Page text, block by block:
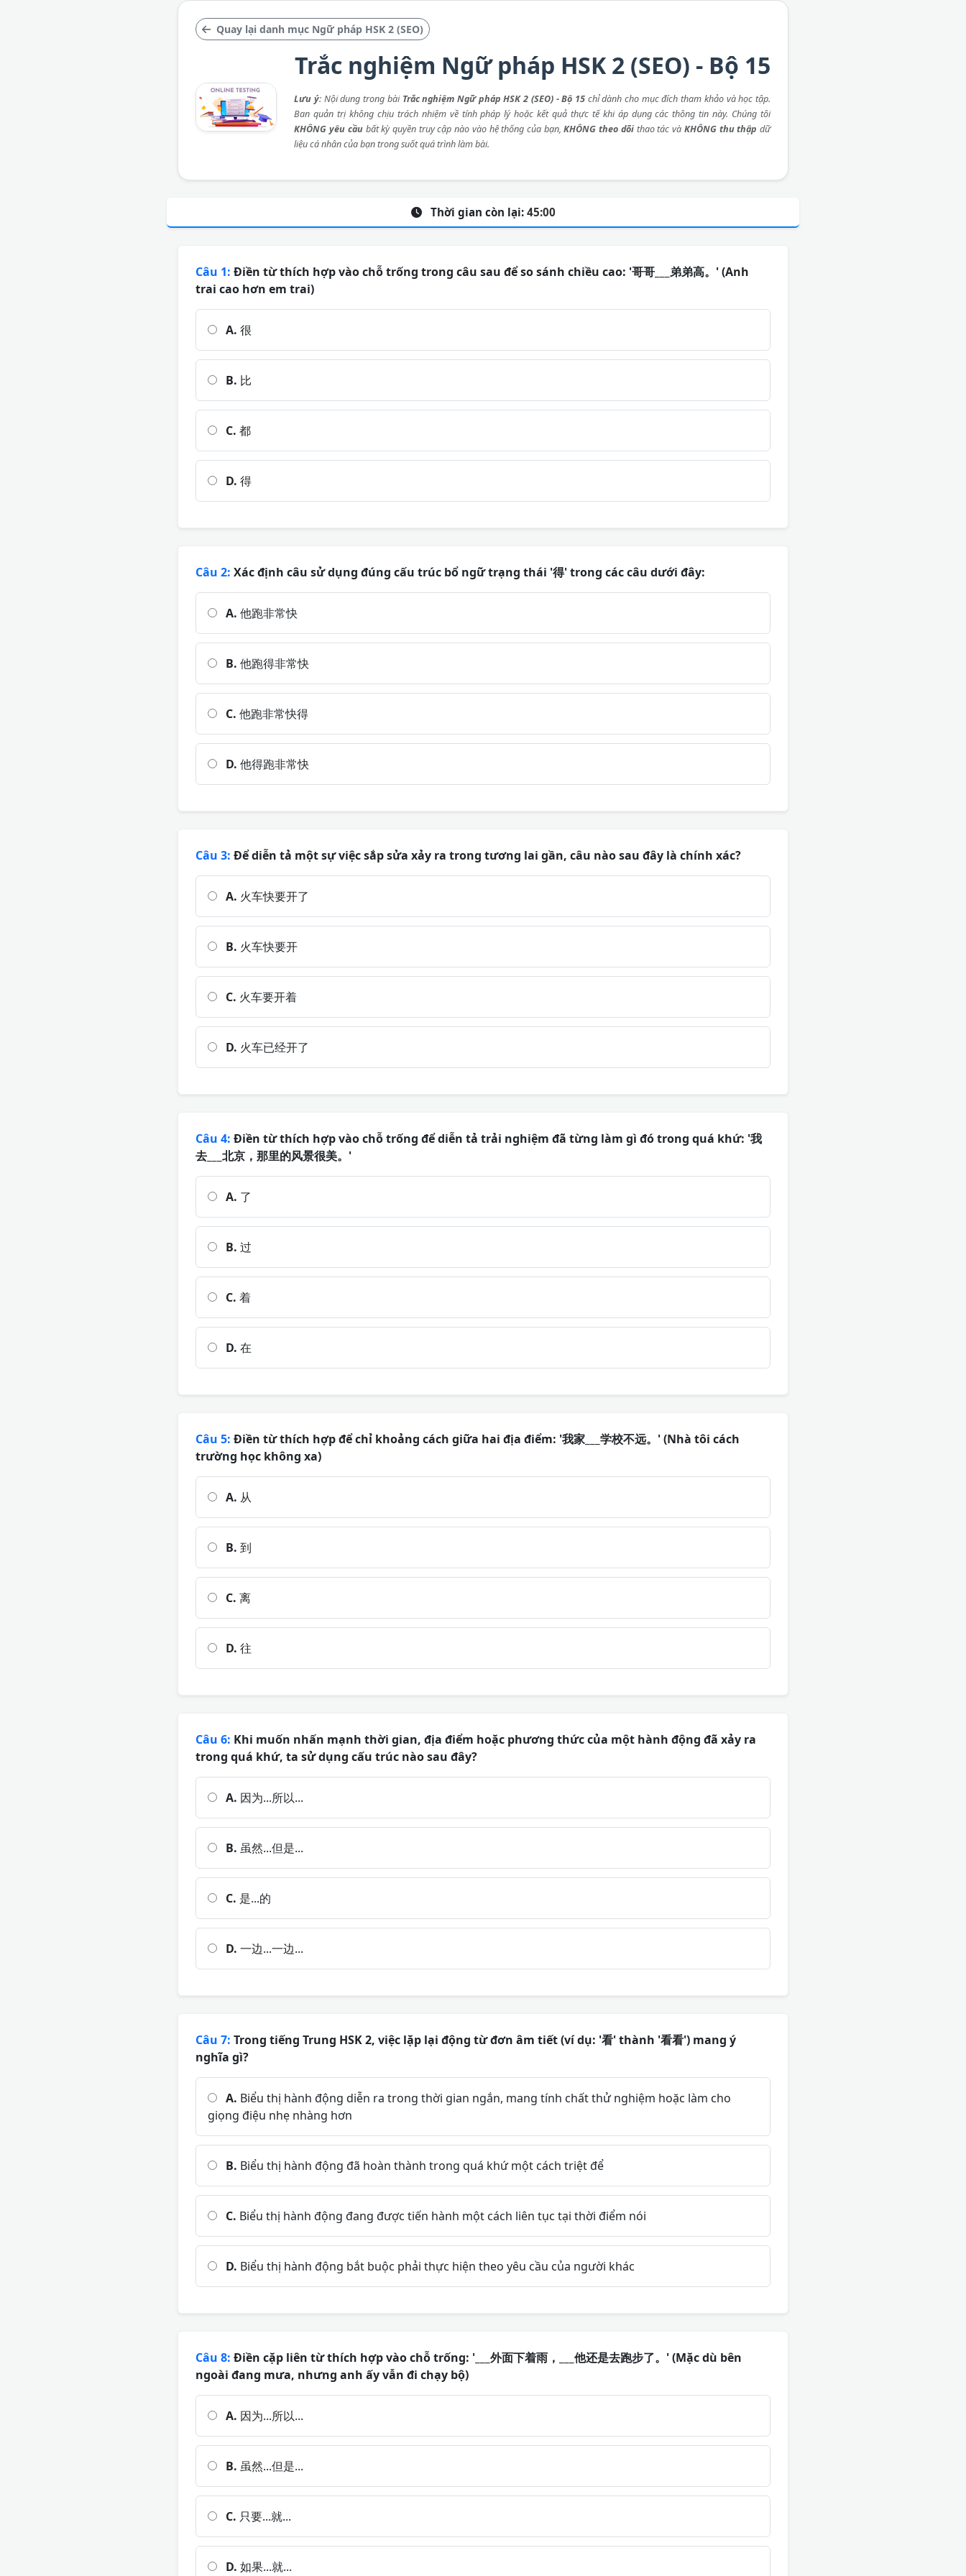
Quay lại danh mục Ngữ pháp HSK 2 (SEO)
Trắc nghiệm Ngữ pháp HSK 2 (SEO) - Bộ 15
Lưu ý: Nội dung trong bài Trắc nghiệm Ngữ pháp HSK 2 (SEO) - Bộ 15chỉ dành cho mục đích tham khảo và học tập.
Ban quản trị không chịu trách nhiệm về tính pháp lý hoặc kết quả thực tế khi áp dụng các thông tin này. Chúng tôi
KHÔNG yêu cầubất kỳ quyền truy cập nào vào hệ thống của bạn,KHÔNG theo dõithao tác và KHÔNG thu thập dữ
liệu cá nhân của bạn trong suốt quá trình làm bài.
Thời gian còn lại: 45:00
Câu 1: Điền từ thích hợp vào chỗ trống trong câu sau để so sánh chiều cao: '哥哥___弟弟高。' (Anh
trai cao hơn em trai)
A. 很
B. 比
C. 都
D. 得
Câu 2: Xác định câu sử dụng đúng cấu trúc bổ ngữ trạng thái '得' trong các câu dưới đây:
A. 他跑非常快
B. 他跑得非常快
C. 他跑非常快得
D. 他得跑非常快
Câu 3: Để diễn tả một sự việc sắp sửa xảy ra trong tương lai gần, câu nào sau đây là chính xác?
A. 火车快要开了
B. 火车快要开
C. 火车要开着
D. 火车已经开了
Câu 4: Điền từ thích hợp vào chỗ trống để diễn tả trải nghiệm đã từng làm gì đó trong quá khứ: '我
去___北京，那里的风景很美。'
A. 了
B. 过
C. 着
D. 在
Câu 5: Điền từ thích hợp để chỉ khoảng cách giữa hai địa điểm: '我家___学校不远。' (Nhà tôi cách
trường học không xa)
A. 从
B. 到
C. 离
D. 往
Câu 6: Khi muốn nhấn mạnh thời gian, địa điểm hoặc phương thức của một hành động đã xảy ra
trong quá khứ, ta sử dụng cấu trúc nào sau đây?
A. 因为...所以...
B. 虽然...但是...
C. 是...的
D. 一边...一边...
Câu 7: Trong tiếng Trung HSK 2, việc lặp lại động từ đơn âm tiết (ví dụ: '看' thành '看看') mang ý
nghĩa gì?
A. Biểu thị hành động diễn ra trong thời gian ngắn, mang tính chất thử nghiệm hoặc làm cho
giọng điệu nhẹ nhàng hơn
B. Biểu thị hành động đã hoàn thành trong quá khứ một cách triệt để
C. Biểu thị hành động đang được tiến hành một cách liên tục tại thời điểm nói
D. Biểu thị hành động bắt buộc phải thực hiện theo yêu cầu của người khác
Câu 8: Điền cặp liên từ thích hợp vào chỗ trống: '___外面下着雨，___他还是去跑步了。' (Mặc dù bên
ngoài đang mưa, nhưng anh ấy vẫn đi chạy bộ)
A. 因为...所以...
B. 虽然...但是...
C. 只要...就...
D. 如果...就...